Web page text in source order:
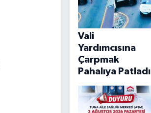
Vali
Yardımcısına
Çarpmak
Pahalıya Patladı